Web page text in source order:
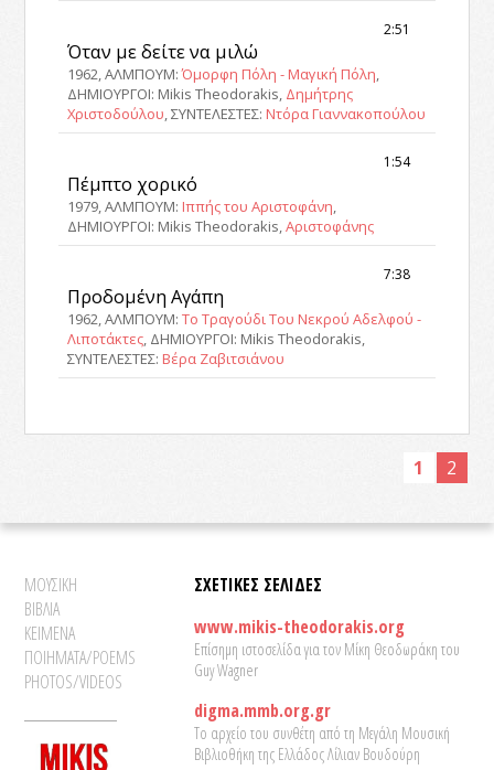
2:51
Όταν με δείτε να μιλώ
1962, ΑΛΜΠΟΥΜ:Όμορφη Πόλη - Μαγική Πόλη,
ΔΗΜΙΟΥΡΓΟΙ: Mikis Theodorakis, Δημήτρης
Χριστοδούλου, ΣΥΝΤΕΛΕΣΤΕΣ: Ντόρα Γιαννακοπούλου
1:54
Πέμπτο χορικό
1979, ΑΛΜΠΟΥΜ: Ιππής του Αριστοφάνη,
ΔΗΜΙΟΥΡΓΟΙ: Mikis Theodorakis,Αριστοφάνης
7:38
Προδομένη Αγάπη
1962, ΑΛΜΠΟΥΜ:Το Τραγούδι Του Νεκρού Αδελφού -
Λιποτάκτες, ΔΗΜΙΟΥΡΓΟΙ: Mikis Theodorakis,
ΣΥΝΤΕΛΕΣΤΕΣ: Βέρα Ζαβιτσιάνου
1 2
ΜΟΥΣΙΚΗ
ΒΙΒΛΙΑ
ΚΕΙΜΕΝΑ
ΠΟΙΗΜΑΤΑ/POEMS
PHOTOS/VIDEOS
ΣΧΕΤΙΚΕΣ ΣΕΛΙΔΕΣ
www.mikis-theodorakis.org
Επίσημη ιστοσελίδα για τον Μίκη Θεοδωράκη του
Guy Wagner
digma.mmb.org.gr
Το αρχείο του συνθέτη από τη Μεγάλη Μουσική
Βιβλιοθήκη της Ελλάδος Λίλιαν Βουδούρη